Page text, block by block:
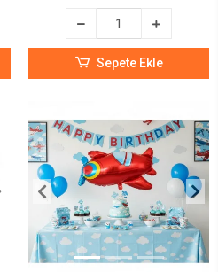
Sepete Ekle